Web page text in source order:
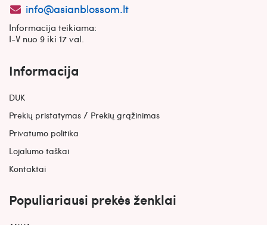
info@asianblossom.lt
Informacija teikiama:
I-V nuo 9 iki 17 val.
Informacija
DUK
Prekių pristatymas / Prekių grąžinimas
Privatumo politika
Lojalumo taškai
Kontaktai
Populiariausi prekės ženklai